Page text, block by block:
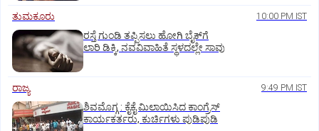
ತುಮಕೂರು 10:00 PM IST
ರಸ್ತೆ ಗುಂಡಿ ತಪ್ಪಿಸಲು ಹೋಗಿ ಬೈಕ್‌ಗೆ
ಲಾರಿ ಡಿಕ್ಕಿ, ನವವಿವಾಹಿತೆ ಸ್ಥಳದಲ್ಲೇ ಸಾವು
ರಾಜ್ಯ 9:49 PM IST
ಶಿವಮೊಗ್ಗ : ಕೈಕೈ ಮಿಲಾಯಿಸಿದ ಕಾಂಗ್ರೆಸ್
ಕಾರ್ಯಕರ್ತರು, ಕುರ್ಚಿಗಳು ಪುಡಿಪುಡಿ